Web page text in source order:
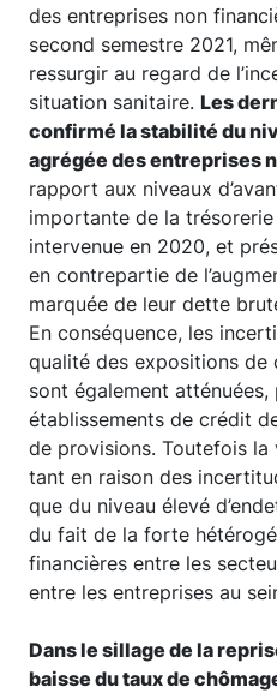
des entreprises non
second semestre 2021,
ressurgir au regard de
situation sanitaire. Les
confirmé la stabilité du
agrégée des entreprises
rapport aux niveaux
importante de la
intervenue en 2020, et
en contrepartie de
marquée de leur dette
En conséquence, les
qualité des expositions de
sont également
établissements de crédit
de provisions. Toutefois la
tant en raison des
que du niveau élevé
du fait de la forte
financières entre les
entre les entreprises au
Dans le sillage de la
baisse du taux de